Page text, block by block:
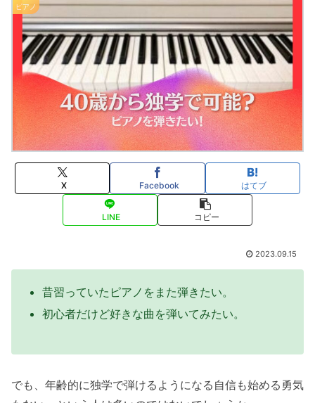
ピアノ
X Facebook はてブ
LINE コピー
2023.09.15
昔習っていたピアノをまた弾きたい。
初心者だけど好きな曲を弾いてみたい。
でも、年齢的に独学で弾けるようになる自信も始める勇気